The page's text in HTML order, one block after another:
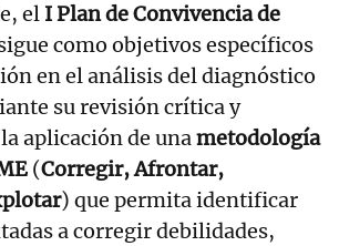
el I Plan de Convivencia de
como objetivos específicos
en el análisis del diagnóstico
su revisión crítica y
aplicación de unametodología
(Corregir, Afrontar,
) que permita identificar
a corregir debilidades,